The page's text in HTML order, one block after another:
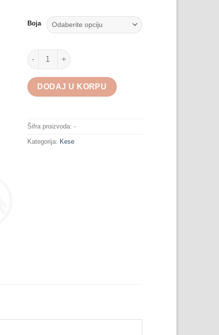
Boja
Torba za Flašu količina
DODAJ U KORPU
Šifra proizvoda: -
Kategorija: Kese